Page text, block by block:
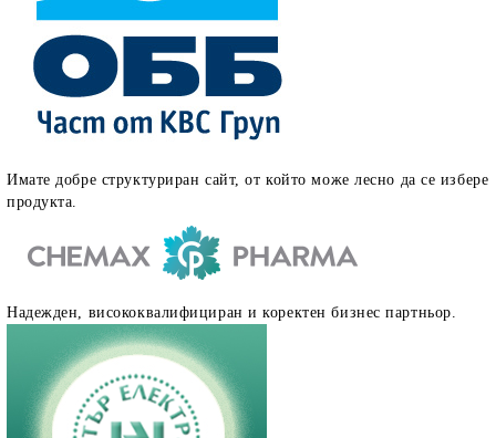
Имате добре структуриран сайт, от който може лесно да се избере
продукта.
Надежден, висококвалифициран и коректен бизнес партньор.